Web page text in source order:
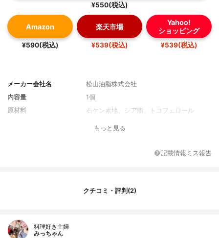
¥550(税込)
Amazon
¥590(税込)
楽天市場
¥539(税込)
Yahoo!
ショッピング
¥539(税込)
メーカー会社名
松山油脂株式会社
内容量
1個
原材料
石ケン素地、シア脂、トコフェロール
もっと見る
記載情報ミス報告
クチコミ・評判(2)
料理好き主婦
みっちゃん